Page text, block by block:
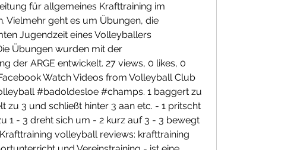
für allgemeines Krafttraining im
Vielmehr geht es um Übungen, die
Jugendzeit eines Volleyballers
Übungen wurden mit der
der ARGE entwickelt. 27 views, 0 likes, 0
Watch Videos from Volleyball Club
#badoldesloe #champs. 1 baggert zu
zu 3 und schließt hinter 3 aan etc. - 1 pritscht
1 - 3 dreht sich um - 2 kurz auf 3 - 3 bewegt
volleyball reviews: krafttraining